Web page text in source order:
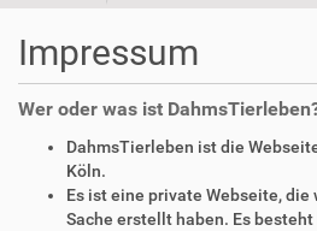
Erweiterte Suche…
Impressum
Wer oder was ist
DahmsTierleben ist die
Köln.
Es ist eine private Webseite, die
Sache erstellt haben. Es